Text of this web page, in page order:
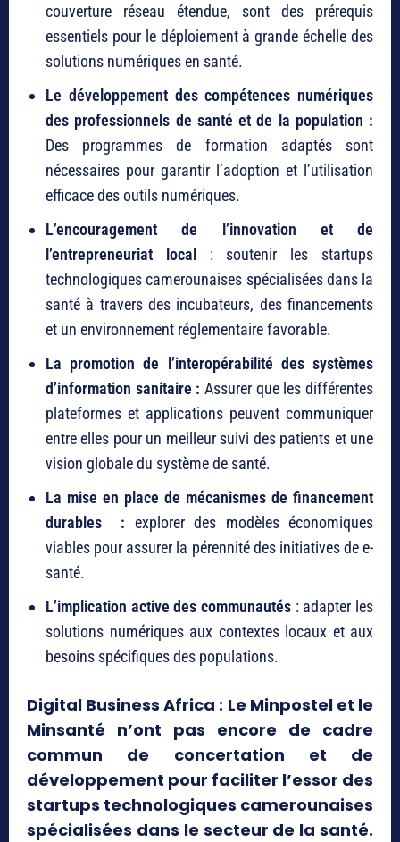
couverture réseau étendue, sont des prérequis
essentiels pour le déploiement à grande échelle des
solutions numériques en santé.
Le développement des compétences numériques
des professionnels de santé et de la population :
Des programmes de formation adaptés sont
nécessaires pour garantir l’adoption et l’utilisation
efficace des outils numériques.
L’encouragement de l’innovation et de
l’entrepreneuriat local: soutenir les startups
technologiques camerounaises spécialisées dans la
santé à travers des incubateurs, des financements
et un environnement réglementaire favorable.
La promotion de l’interopérabilité des systèmes
d’information sanitaire : Assurer que les différentes
plateformes et applications peuvent communiquer
entre elles pour un meilleur suivi des patients et une
vision globale du système de santé.
La mise en place de mécanismes de financement
durables : explorer des modèles économiques
viables pour assurer la pérennité des initiatives de e-
santé.
L’implication active des communautés : adapter les
solutions numériques aux contextes locaux et aux
besoins spécifiques des populations.
Digital Business Africa : Le Minpostel et le
Minsanté n’ont pas encore de cadre
commun de concertation et de
développement pour faciliter l’essor des
startups technologiques camerounaises
spécialisées dans le secteur de la santé.